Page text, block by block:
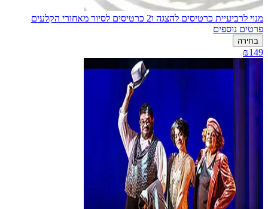
מנוי לרביעיית כרטיסים להצגה ו2 כרטיסים לסיור מאחורי הקלעים
פרטים נוספים
בחירה
₪149